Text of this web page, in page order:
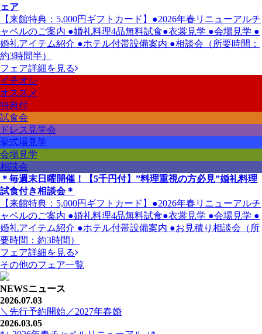
ェア
【来館特典：5,000円ギフトカード】●2026年春リニューアルチ
ャペルのご案内 ●婚礼料理4品無料試食●衣裳見学 ●会場見学 ●
婚礼アイテム紹介 ●ホテル付帯設備案内 ●相談会（所要時間：
約3時間半）
フェア詳細を見る
イチオシ
オススメ
特典付
試食会
ドレス見学会
挙式場見学
会場見学
相談会
＊毎週末日曜開催！【5千円付】”料理重視の方必見”婚礼料理
試食付き相談会＊
【来館特典：5,000円ギフトカード】●2026年春リニューアルチ
ャペルのご案内 ●婚礼料理4品無料試食●衣裳見学 ●会場見学 ●
婚礼アイテム紹介 ●ホテル付帯設備案内 ●お見積り相談会（所
要時間：約3時間）
フェア詳細を見る
その他のフェア一覧
NEWSニュース
2026.07.03
＼先行予約開始／2027年春婚
2026.03.05